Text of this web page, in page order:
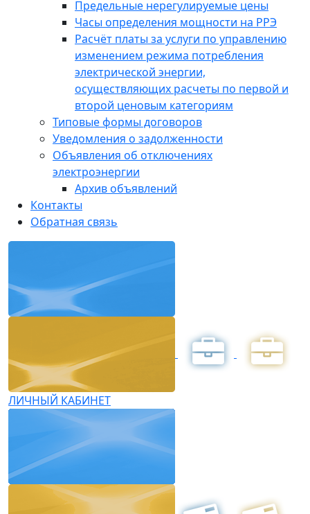
Предельные нерегулируемые цены
Часы определения мощности на РРЭ
Расчёт платы за услуги по управлению
изменением режима потребления
электрической энергии,
осуществляющих расчеты по первой и
второй ценовым категориям
Типовые формы договоров
Уведомления о задолженности
Объявления об отключениях
электроэнергии
Архив объявлений
Контакты
Обратная связь
ЛИЧНЫЙ КАБИНЕТ